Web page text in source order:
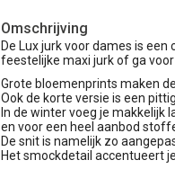
Omschrijving
De Lux jurk voor dames is
feestelijke maxi jurk of ga voor
Grote bloemenprints maken
Ook de korte versie is een
In de winter voeg je makkelijk
en voor een heel aanbod
De snit is namelijk zo
Het smockdetail accentueert